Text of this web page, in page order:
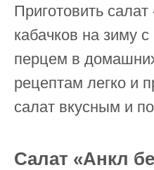
Приготовить
кабачков на зиму
перцем в
рецептам легко и
салат вкусным и
Салат «Анкл